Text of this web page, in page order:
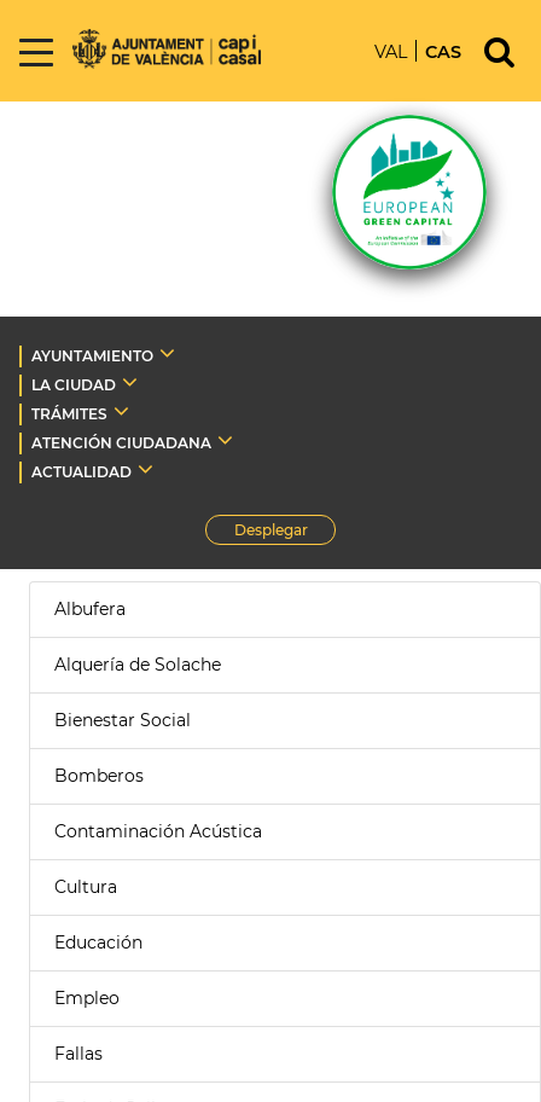
VAL CAS
AYUNTAMIENTO
LA CIUDAD
TRÁMITES
ATENCIÓN CIUDADANA
ACTUALIDAD
Desplegar
Albufera
Alquería de Solache
Bienestar Social
Bomberos
Contaminación Acústica
Cultura
Educación
Empleo
Fallas